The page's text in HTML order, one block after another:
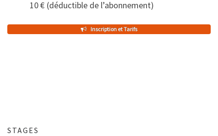
10 € (déductible de l’abonnement)
Inscription et Tarifs
STAGES